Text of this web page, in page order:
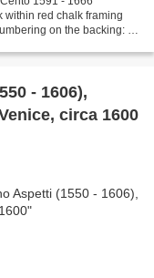
within red chalk framing
on the backing: III.
- 1606),
circa 1600